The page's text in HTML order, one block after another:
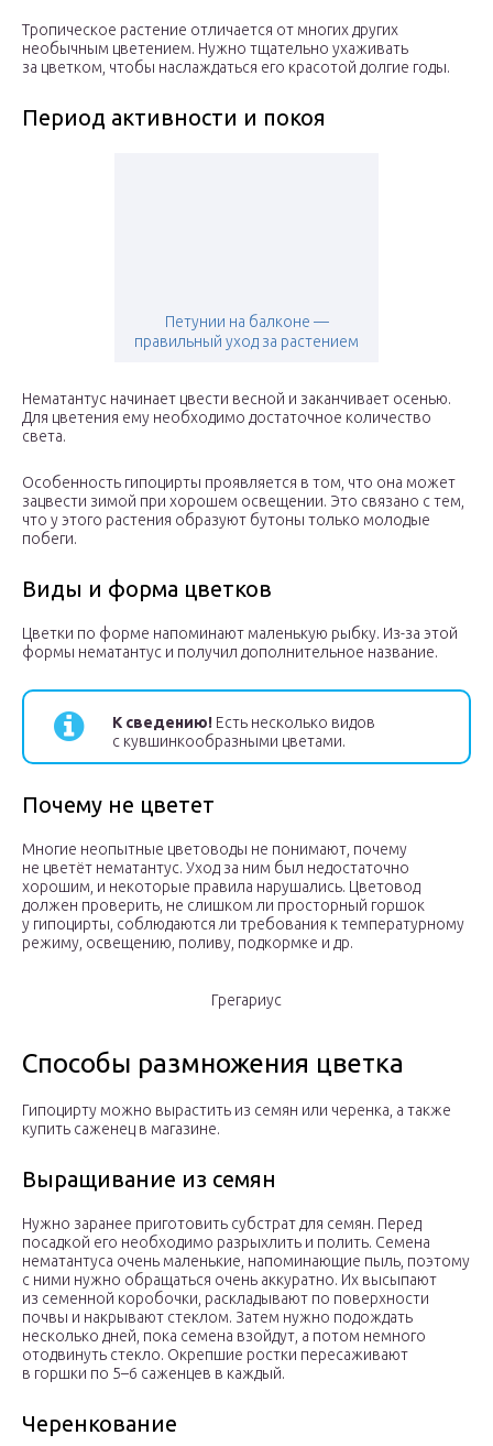
Тропическое растение отличается от многих других
необычным цветением. Нужно тщательно ухаживать
за цветком, чтобы наслаждаться его красотой долгие годы.
Период активности и покоя
Петунии на балконе —
правильный уход за растением
Нематантус начинает цвести весной и заканчивает осенью.
Для цветения ему необходимо достаточное количество
света.
Особенность гипоцирты проявляется в том, что она может
зацвести зимой при хорошем освещении. Это связано с тем,
что у этого растения образуют бутоны только молодые
побеги.
Виды и форма цветков
Цветки по форме напоминают маленькую рыбку. Из-за этой
формы нематантус и получил дополнительное название.
К сведению! Есть несколько видов
с кувшинкообразными цветами.
Почему не цветет
Многие неопытные цветоводы не понимают, почему
не цветёт нематантус. Уход за ним был недостаточно
хорошим, и некоторые правила нарушались. Цветовод
должен проверить, не слишком ли просторный горшок
у гипоцирты, соблюдаются ли требования к температурному
режиму, освещению, поливу, подкормке и др.
Грегариус
Способы размножения цветка
Гипоцирту можно вырастить из семян или черенка, а также
купить саженец в магазине.
Выращивание из семян
Нужно заранее приготовить субстрат для семян. Перед
посадкой его необходимо разрыхлить и полить. Семена
нематантуса очень маленькие, напоминающие пыль, поэтому
с ними нужно обращаться очень аккуратно. Их высыпают
из семенной коробочки, раскладывают по поверхности
почвы и накрывают стеклом. Затем нужно подождать
несколько дней, пока семена взойдут, а потом немного
отодвинуть стекло. Окрепшие ростки пересаживают
в горшки по 5–6 саженцев в каждый.
Черенкование